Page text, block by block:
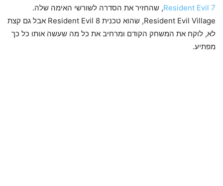
Resident Evil 7, שהחזיר את הסדרה לשורשי האימה שלה.
Resident Evil Village, שהוא טכנית Resident Evil 8 אבל גם קצת
לא, לוקח את המשחק הקודם ומרחיב את כל מה שעשה אותו כל כך
מפתיע.